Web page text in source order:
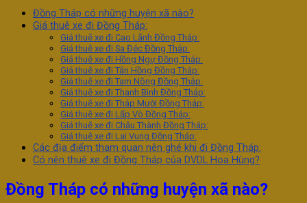
Đồng Tháp có những huyện xã nào?
Giá thuê xe đi Đồng Tháp:
Giá thuê xe đi Cao Lãnh Đồng Tháp:
Giá thuê xe đi Sa Đéc Đồng Tháp:
Giá thuê xe đi Hồng Ngự Đồng Tháp:
Giá thuê xe đi Tân Hồng Đồng Tháp:
Giá thuê xe đi Tam Nông Đồng Tháp:
Giá thuê xe đi Thanh Bình Đồng Tháp:
Giá thuê xe đi Tháp Mười Đồng Tháp:
Giá thuê xe đi Lấp Vò Đồng Tháp:
Giá thuê xe đi Châu Thành Đồng Tháp:
Giá thuê xe đi Lai Vung Đồng Tháp:
Các địa điểm tham quan nên ghé khi đi Đồng Tháp:
Có nên thuê xe đi Đồng Tháp của DVDL Hoa Hùng?
Đồng Tháp có những huyện xã nào?